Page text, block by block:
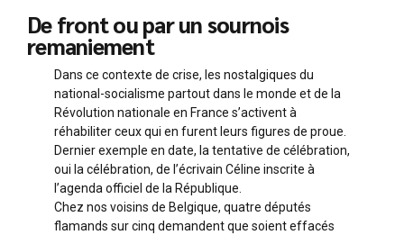
De front ou par un sournois
remaniement
Dans ce contexte de crise, les nostalgiques du
national-socialisme partout dans le monde et de la
Révolution nationale en France s’activent à
réhabiliter ceux qui en furent leurs figures de proue.
Dernier exemple en date, la tentative de célébration,
oui la célébration, de l’écrivain Céline inscrite à
l’agenda officiel de la République.
Chez nos voisins de Belgique, quatre députés
flamands sur cinq demandent que soient effacés